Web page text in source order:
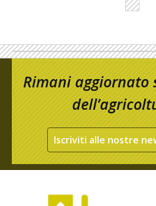
Rimani aggiornato
Iscriviti alle nostre